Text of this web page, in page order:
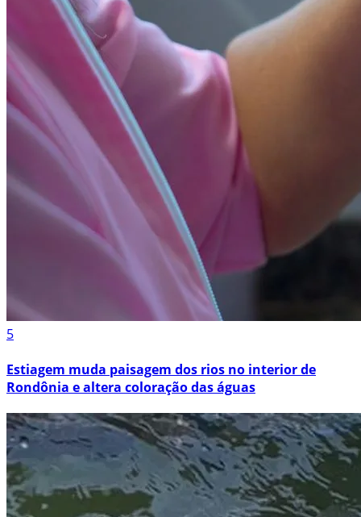
5
Estiagem muda paisagem dos rios no interior de
Rondônia e altera coloração das águas